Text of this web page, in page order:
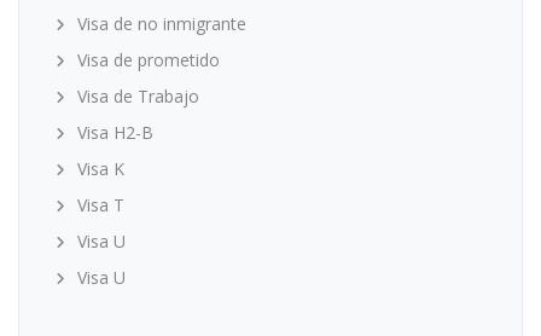
Visa de no inmigrante
Visa de prometido
Visa de Trabajo
Visa H2-B
Visa K
Visa T
Visa U
Visa U